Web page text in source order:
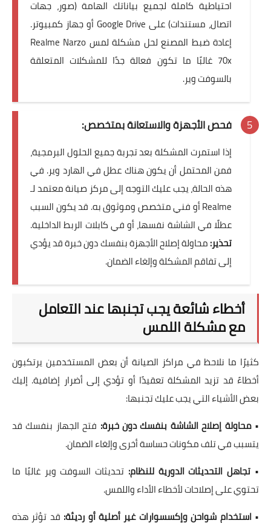
احتياطية كاملة لجميع بياناتك الهامة (صور، جهات
اتصال، مستندات) على Google Drive أو جهاز كمبيوتر.
إعادة ضبط المصنع لحل مشكلة لمس Realme Narzo
70x غالبًا ما تكون فعالة جدًا للمشكلات المتعلقة
بالسوفت وير.
فحص الأجهزة والاستعانة بمتخصص:
إذا استمرت المشكلة بعد تجربة جميع الحلول البرمجية،
فمن المحتمل أن يكون هناك عطل في الهارد وير. في
هذه الحالة، يجب عليك التوجه إلى مركز صيانة معتمد لـ
Realme أو فني متخصص وموثوق به. قد يكون السبب
عطلًا في الشاشة نفسها، أو في كابلات الربط الداخلية.
تحذير:محاولة إصلاح الأجهزة بنفسك دون خبرة قد يؤدي
إلى تفاقم المشكلة وإلغاء الضمان.
أخطاء شائعة يجب تجنبها عند التعامل
مع مشكلة اللمس
كثيرًا ما نلاحظ في مراكز الصيانة أن بعض المستخدمين يرتكبون
أخطاءً قد تزيد المشكلة تعقيدًا أو تؤدي إلى أضرار إضافية. إليك
بعض الأشياء التي يجب عليك تجنبها:
•محاولة إصلاح الشاشة بنفسك دون خبرة: فتح الجهاز بنفسك قد
يتسبب في تلف مكونات حساسة أخرى وإلغاء الضمان.
• تجاهل التحديثات الدورية للنظام: تحديثات السوفت وير غالبًا ما
تحتوي على إصلاحات لأخطاء الأداء واللمس.
•استخدام شواحن وإكسسوارات غير أصلية أو رديئة: قد تؤثر هذه